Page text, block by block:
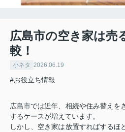
広島市の空き家は売
較！
小ネタ 2026.06.19
#お役立ち情報
広島市では近年、相続や住み替えを
するケースが増えています。
しかし、空き家は放置すればするほ